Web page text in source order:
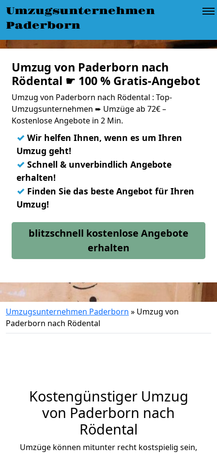
Umzugsunternehmen
Paderborn
Umzug von Paderborn nach
Rödental ☛ 100 % Gratis-Angebot
Umzug von Paderborn nach Rödental : Top-
Umzugsunternehmen ➨ Umzüge ab 72€ –
Kostenlose Angebote in 2 Min.
✓ Wir helfen Ihnen, wenn es um Ihren
Umzug geht!
✓ Schnell & unverbindlich Angebote
erhalten!
✓ Finden Sie das beste Angebot für Ihren
Umzug!
blitzschnell kostenlose Angebote
erhalten
Umzugsunternehmen Paderborn » Umzug von
Paderborn nach Rödental
Kostengünstiger Umzug
von Paderborn nach
Rödental
Umzüge können mitunter recht kostspielig sein,